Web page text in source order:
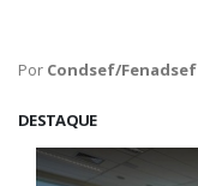
Por Condsef/Fenadsef
DESTAQUE